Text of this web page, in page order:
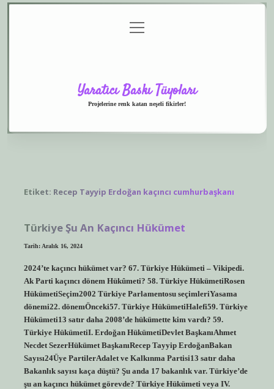
menüyü
aç
Yaratıcı Baskı Tüyoları
Projelerine renk katan neşeli fikirler!
Etiket: Recep Tayyip Erdoğan kaçıncı cumhurbaşkanı
Türkiye Şu An Kaçıncı Hükümet
Tarih: Aralık 16, 2024
2024’te kaçıncı hükümet var? 67. Türkiye Hükümeti – Vikipedi.
Ak Parti kaçıncı dönem Hükûmeti? 58. Türkiye HükümetiRosen
HükümetiSeçim2002 Türkiye Parlamentosu seçimleriYasama
dönemi22. dönemÖnceki57. Türkiye HükümetiHalefi59. Türkiye
Hükümeti13 satır daha 2008’de hükümette kim vardı? 59.
Türkiye HükümetiI. Erdoğan HükümetiDevlet BaşkanıAhmet
Necdet SezerHükümet BaşkanıRecep Tayyip ErdoğanBakan
Sayısı24Üye PartilerAdalet ve Kalkınma Partisi13 satır daha
Bakanlık sayısı kaça düştü? Şu anda 17 bakanlık var. Türkiye’de
şu an kaçıncı hükümet görevde? Türkiye Hükümeti veya IV.